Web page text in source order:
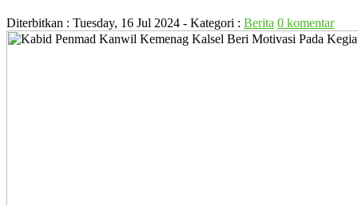
Diterbitkan : Tuesday, 16 Jul 2024 - Kategori : Berita 0 komentar